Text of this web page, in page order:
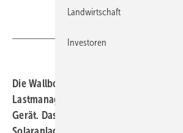
Die Wallbox Zappi vereint ein
Lastmanagement und solares
Gerät. Das heißt, das Gerät erkennt,
Landwirtschaft
Investoren